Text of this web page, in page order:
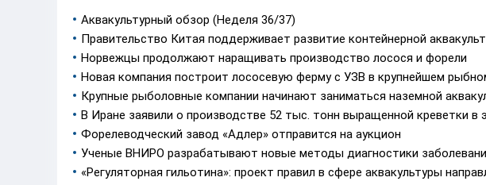
Аквакультурный обзор (Неделя 36/37)
Правительство Китая поддерживает развитие контейнерной
Норвежцы продолжают наращивать производство лосося и форели
Новая компания построит лососевую ферму с УЗВ в крупнейшем
Крупные рыболовные компании начинают заниматься наземной
В Иране заявили о производстве 52 тыс. тонн выращенной креветки в
Форелеводческий завод «Адлер» отправится на аукцион
Ученые ВНИРО разрабатывают новые методы диагностики
«Регуляторная гильотина»: проект правил в сфере аквакультуры